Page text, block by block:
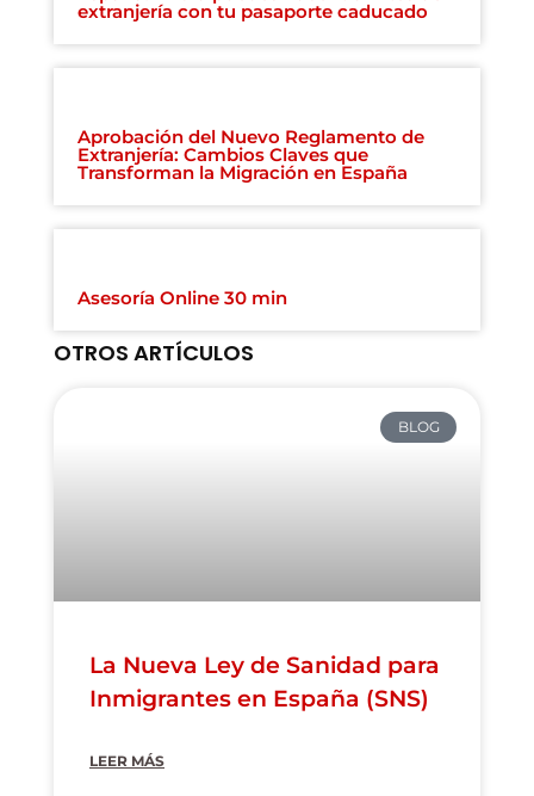
extranjería con tu pasaporte caducado
Aprobación del Nuevo Reglamento de
Extranjería: Cambios Claves que
Transforman la Migración en España
Asesoría Online 30 min
OTROS ARTÍCULOS
BLOG
La Nueva Ley de Sanidad para
Inmigrantes en España (SNS)
LEER MÁS